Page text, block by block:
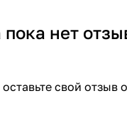
пока нет
свой отзыв